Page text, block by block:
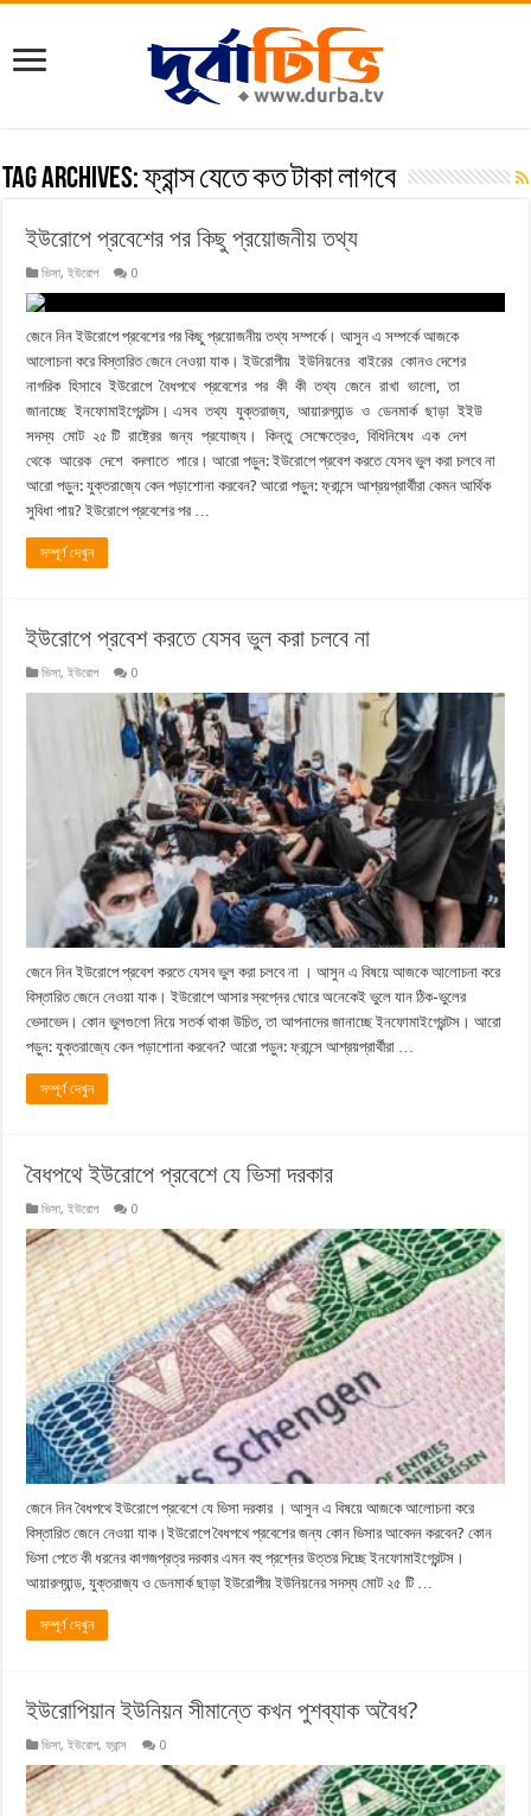
Tag Archives:ফ্রান্স যেতে কত টাকা লাগবে
ইউরোপে প্রবেশের পর কিছু প্রয়োজনীয় তথ্য
ভিসা,ইউরোপ 0
জেনে নিন ইউরোপে প্রবেশের পর কিছু প্রয়োজনীয় তথ্য সম্পর্কে। আসুন এ সম্পর্কে আজকে
আলোচনা করে বিস্তারিত জেনে নেওয়া যাক। ইউরোপীয় ইউনিয়নের বাইরের কোনও দেশের
নাগরিক হিসাবে ইউরোপে বৈধপথে প্রবেশের পর কী কী তথ্য জেনে রাখা ভালো, তা
জানাচ্ছে ইনফোমাইগ্রেন্টস। এসব তথ্য যুক্তরাজ্য, আয়ারল্যান্ড ও ডেনমার্ক ছাড়া ইইউ
সদস্য মোট ২৫ টি রাষ্ট্রের জন্য প্রযোজ্য। কিন্তু সেক্ষেত্রেও, বিধিনিষেধ এক দেশ
থেকে আরেক দেশে বদলাতে পারে। আরো পড়ুন: ইউরোপে প্রবেশ করতে যেসব ভুল করা চলবে না
আরো পড়ুন: যুক্তরাজ্যে কেন পড়াশোনা করবেন? আরো পড়ুন: ফ্রান্সে আশ্রয়প্রার্থীরা কেমন আর্থিক
সুবিধা পায়? ইউরোপে প্রবেশের পর …
সম্পূর্ণ দেখুন
ইউরোপে প্রবেশ করতে যেসব ভুল করা চলবে না
ভিসা,ইউরোপ 0
জেনে নিন ইউরোপে প্রবেশ করতে যেসব ভুল করা চলবে না । আসুন এ বিষয়ে আজকে আলোচনা করে
বিস্তারিত জেনে নেওয়া যাক। ইউরোপে আসার স্বপ্নের ঘোরে অনেকেই ভুলে যান ঠিক-ভুলের
ভেদাভেদ। কোন ভুলগুলো নিয়ে সতর্ক থাকা উচিত, তা আপনাদের জানাচ্ছে ইনফোমাইগ্রেন্টস। আরো
পড়ুন: যুক্তরাজ্যে কেন পড়াশোনা করবেন? আরো পড়ুন: ফ্রান্সে আশ্রয়প্রার্থীরা …
সম্পূর্ণ দেখুন
বৈধপথে ইউরোপে প্রবেশে যে ভিসা দরকার
ভিসা,ইউরোপ 0
জেনে নিন বৈধপথে ইউরোপে প্রবেশে যে ভিসা দরকার । আসুন এ বিষয়ে আজকে আলোচনা করে
বিস্তারিত জেনে নেওয়া যাক।ইউরোপে বৈধপথে প্রবেশের জন্য কোন ভিসার আবেদন করবেন? কোন
ভিসা পেতে কী ধরনের কাগজপ্রত্র দরকার এমন বহু প্রশ্নের উত্তর দিচ্ছে ইনফোমাইগ্রেন্টস।
আয়ারল্যান্ড, যুক্তরাজ্য ও ডেনমার্ক ছাড়া ইউরোপীয় ইউনিয়নের সদস্য মোট ২৫ টি …
সম্পূর্ণ দেখুন
ইউরোপিয়ান ইউনিয়ন সীমান্তে কখন পুশব্যাক অবৈধ?
ভিসা,ইউরোপ,ফ্রান্স 0